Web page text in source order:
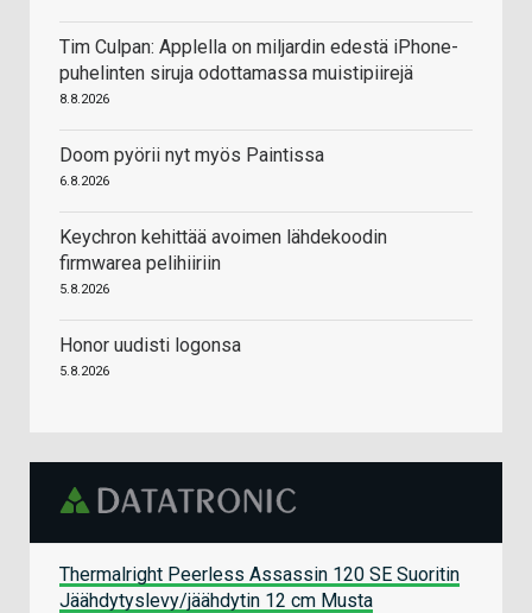
Tim Culpan: Applella on miljardin edestä iPhone-
puhelinten siruja odottamassa muistipiirejä
8.8.2026
Doom pyörii nyt myös Paintissa
6.8.2026
Keychron kehittää avoimen lähdekoodin
firmwarea pelihiiriin
5.8.2026
Honor uudisti logonsa
5.8.2026
Thermalright Peerless Assassin 120 SE Suoritin
Jäähdytyslevy/jäähdytin 12 cm Musta